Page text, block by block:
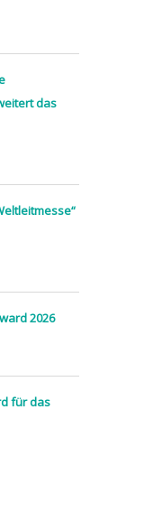
das
2026
für das